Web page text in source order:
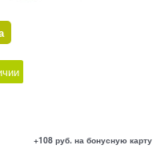
+108 руб. на бонусную карту